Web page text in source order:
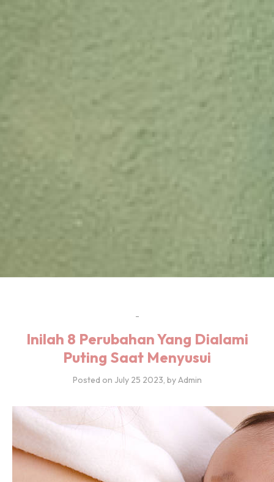
-
Inilah 8 Perubahan Yang Dialami
Puting Saat Menyusui
Posted on July 25 2023, by Admin